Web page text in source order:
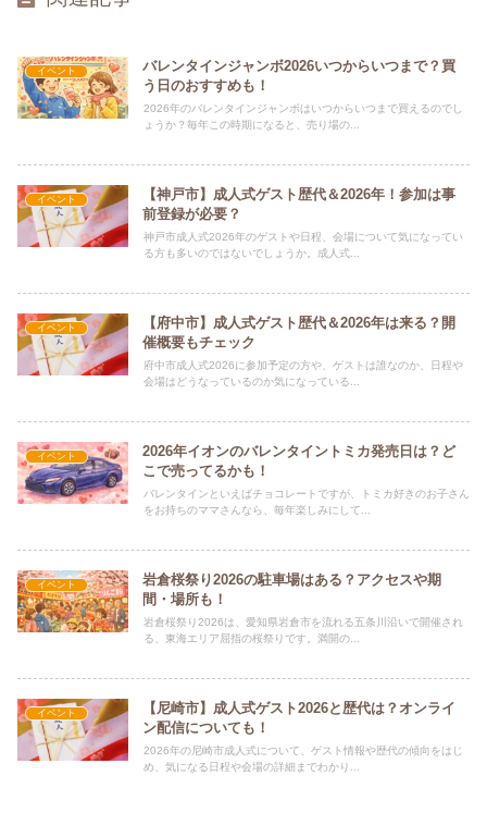
イベント
バレンタインジャンボ2026いつからいつまで？買
う日のおすすめも！
2026年のバレンタインジャンボはいつからいつまで買えるのでし
ょうか？毎年この時期になると、売り場の...
イベント
【神戸市】成人式ゲスト歴代＆2026年！参加は事
前登録が必要？
神戸市成人式2026年のゲストや日程、会場について気になってい
る方も多いのではないでしょうか。成人式...
イベント
【府中市】成人式ゲスト歴代＆2026年は来る？開
催概要もチェック
府中市成人式2026に参加予定の方や、ゲストは誰なのか、日程や
会場はどうなっているのか気になっている...
イベント
2026年イオンのバレンタイントミカ発売日は？ど
こで売ってるかも！
バレンタインといえばチョコレートですが、トミカ好きのお子さん
をお持ちのママさんなら、毎年楽しみにして...
イベント
岩倉桜祭り2026の駐車場はある？アクセスや期
間・場所も！
岩倉桜祭り2026は、愛知県岩倉市を流れる五条川沿いで開催され
る、東海エリア屈指の桜祭りです。満開の...
イベント
【尼崎市】成人式ゲスト2026と歴代は？オンライ
ン配信についても！
2026年の尼崎市成人式について、ゲスト情報や歴代の傾向をはじ
め、気になる日程や会場の詳細までわかり...